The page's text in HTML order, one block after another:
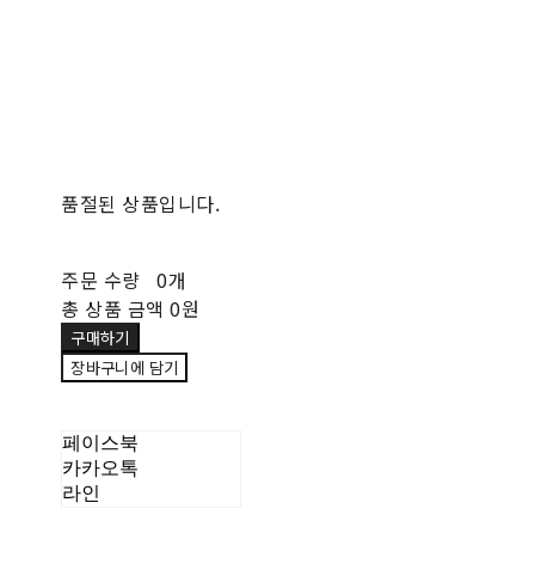
품절된 상품입니다.
주문 수량 0개
총 상품 금액 0원
구매하기
장바구니에 담기
페이스북
카카오톡
라인